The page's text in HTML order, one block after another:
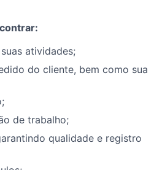
atividades;
do cliente, bem como sua
de trabalho;
qualidade e registro